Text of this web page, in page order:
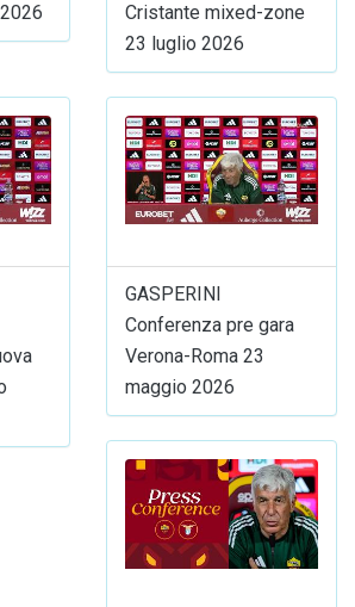
Cristante mixed-zone
23 luglio 2026
GASPERINI
Conferenza pre gara
Verona-Roma 23
maggio 2026